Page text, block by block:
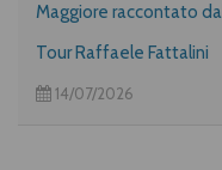
Maggiore raccontato
Tour Raffaele Fattalini
14/07/2026